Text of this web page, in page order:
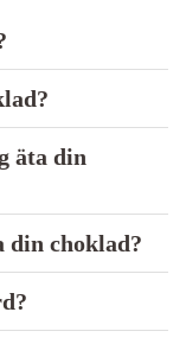
äta din
din choklad?